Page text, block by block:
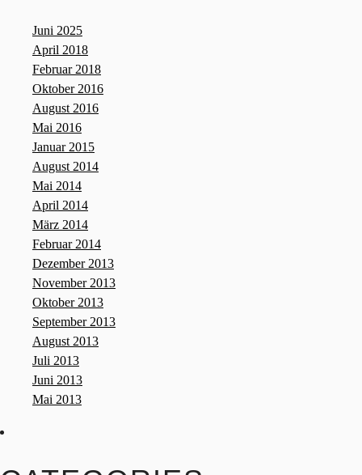
Juni 2025
April 2018
Februar 2018
Oktober 2016
August 2016
Mai 2016
Januar 2015
August 2014
Mai 2014
April 2014
März 2014
Februar 2014
Dezember 2013
November 2013
Oktober 2013
September 2013
August 2013
Juli 2013
Juni 2013
Mai 2013